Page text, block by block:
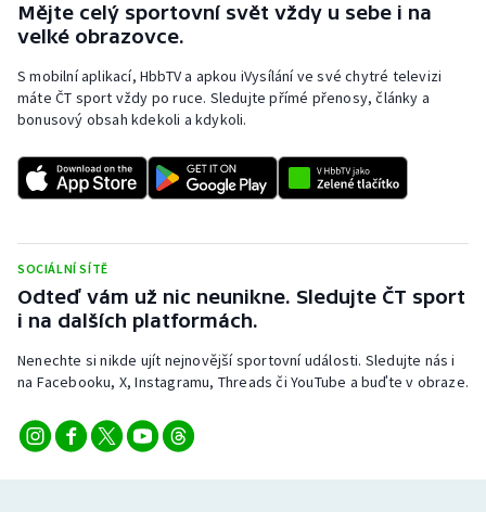
Mějte celý sportovní svět vždy u sebe i na
velké obrazovce.
S mobilní aplikací, HbbTV a apkou iVysílání ve své chytré televizi
máte ČT sport vždy po ruce. Sledujte přímé přenosy, články a
bonusový obsah kdekoli a kdykoli.
SOCIÁLNÍ SÍTĚ
Odteď vám už nic neunikne. Sledujte ČT sport
i na dalších platformách.
Nenechte si nikde ujít nejnovější sportovní události. Sledujte nás i
na Facebooku, X, Instagramu, Threads či YouTube a buďte v obraze.